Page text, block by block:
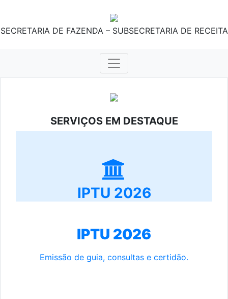
SECRETARIA DE FAZENDA – SUBSECRETARIA DE RECEITA
SERVIÇOS EM DESTAQUE
IPTU 2026
IPTU 2026
Emissão de guia, consultas e certidão.